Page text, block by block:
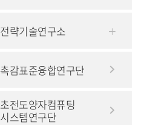
전략기술연구소
촉감표준융합연구단
초전도양자컴퓨팅
시스템연구단